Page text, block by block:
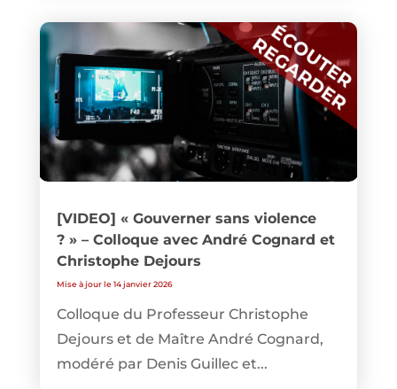
[VIDEO] « Gouverner sans violence
? » – Colloque avec André Cognard et
Christophe Dejours
Mise à jour le 14 janvier 2026
Colloque du Professeur Christophe
Dejours et de Maître André Cognard,
modéré par Denis Guillec et...